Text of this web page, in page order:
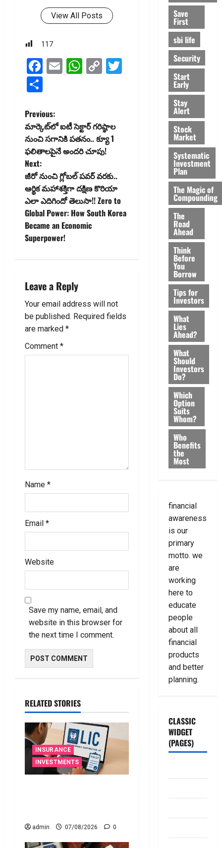
View All Posts
117
Facebook
EmailWhatsApp
Copy Twitter
P
o
s
t
n
a
v
g
a
t
i
Previous:
మార్కెట్‌లో ఐటీ సెక్టార్‌ గరిష్ఠాల
నుంచి సగానికి పతనం.. క్యూ 1
ఫలితాలపైనే అందరి చూపు!
Next:
జీరో నుంచి గ్లోబ‌ల్ ప‌వ‌ర్ వ‌ర‌కు..
ఆర్థిక మ‌హాశక్తిగా దక్షిణ కొరియా
ఎలా ఎదిగిందో తెలుసా!! Zero to
Global Power: How South Korea
Became an Economic
Superpower!
Leave a Reply
Your email address will not
be published. Required fields
are marked *
Comment *
Name *
Email *
Website
Save my name, email, and
website in this browser for
the next time I comment.
RELATED STORIES
INSURANCE
INVESTMENTS
admin 07/08/2026 0
Save
First
sbi life
Security
Start
Early
Stay
Alert
Stock
Market
Systematic
Investment
Plan
The Magic of
Compounding
The
Road
Ahead
Think
Before
You
Borrow
Tips for
Investors
What
Lies
Ahead?
What
Should
Investors
Do?
Which
Option
Suits
Whom?
Who
Benefits
the
Most
financial
awareness
is our
primary
motto. we
are
working
here to
educate
people
about all
financial
products
and better
planning.
CLASSIC
WIDGET
(PAGES)